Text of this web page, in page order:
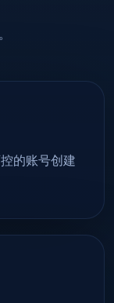
的账号创建